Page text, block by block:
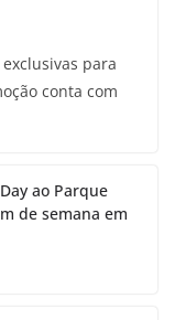
para
conta com
ao Parque
de semana em